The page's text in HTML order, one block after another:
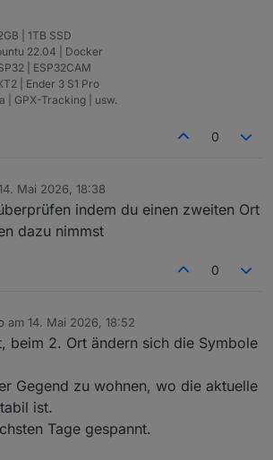
| 1TB SSD
22.04 | Docker
| ESP32CAM
| Ender 3 S1 Pro
| GPX-Tracking | usw.
0
Mai 2026, 18:38
von
indem du einen zweiten Ort
dazu nimmst
0
am 14. Mai 2026, 18:52
editiert von
beim 2. Ort ändern sich die Symbole
Gegend zu wohnen, wo die aktuelle
ist.
Tage gespannt.